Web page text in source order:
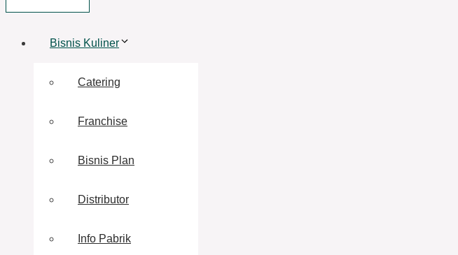
Bisnis Kuliner
Catering
Franchise
Bisnis Plan
Distributor
Info Pabrik